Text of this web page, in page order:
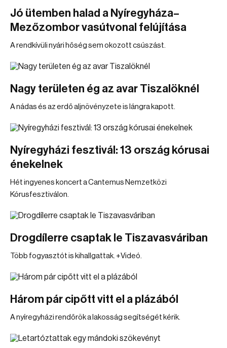
Jó ütemben halad a Nyíregyháza–
Mezőzombor vasútvonal felújítása
A rendkívüli nyári hőség sem okozott csúszást.
Nagy területen ég az avar Tiszalöknél
A nádas és az erdő aljnövényzete is lángra kapott.
Nyíregyházi fesztivál: 13 ország kórusai
énekelnek
Hét ingyenes koncert a Cantemus Nemzetközi
Kórusfesztiválon.
Drogdílerre csaptak le Tiszavasváriban
Több fogyasztót is kihallgattak. +Videó.
Három pár cipőtt vitt el a plázából
A nyíregyházi rendőrök a lakosság segítségét kérik.